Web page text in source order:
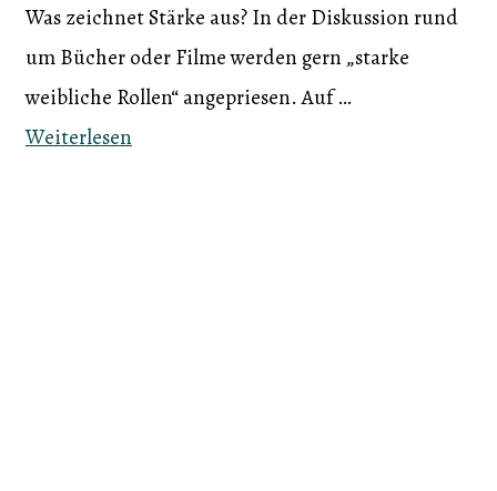
Was zeichnet Stärke aus? In der Diskussion rund
um Bücher oder Filme werden gern „starke
weibliche Rollen“ angepriesen. Auf …
Weiterlesen